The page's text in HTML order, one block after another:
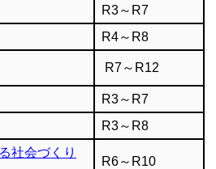
R3～R7
R4～R8
R7～R12
R3～R7
R3～R8
社会づくり
R6～R10